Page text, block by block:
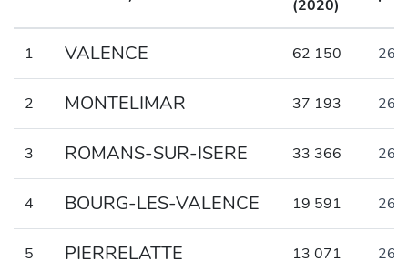
(2020)
1 VALENCE 62 150
2 MONTELIMAR 37 193
3 ROMANS-SUR-ISERE 33 366
4 BOURG-LES-VALENCE 19 591
5 PIERRELATTE 13 071